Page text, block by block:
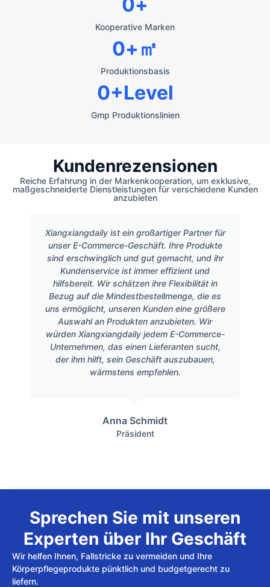
Kooperative Marken
Produktionsbasis
0+㎡
Gmp Produktionslinien
0+Level
Kundenrezensionen
Reiche Erfahrung in der Markenkooperation, um exklusive,
maßgeschneiderte Dienstleistungen für verschiedene Kunden
anzubieten
Xiangxiangdaily ist ein großartiger Partner für
unser E-Commerce-Geschäft. Ihre Produkte
sind erschwinglich und gut gemacht, und ihr
Kundenservice ist immer effizient und
hilfsbereit. Wir schätzen ihre Flexibilität in
Bezug auf die Mindestbestellmenge, die es
uns ermöglicht, unseren Kunden eine größere
Auswahl an Produkten anzubieten. Wir
würden Xiangxiangdaily jedem E-Commerce-
Unternehmen, das einen Lieferanten sucht,
der ihm hilft, sein Geschäft auszubauen,
wärmstens empfehlen.
Anna Schmidt
Präsident
Sprechen Sie mit unseren
Experten über Ihr Geschäft
Wir helfen Ihnen, Fallstricke zu vermeiden und Ihre
Körperpflegeprodukte pünktlich und budgetgerecht zu
liefern.